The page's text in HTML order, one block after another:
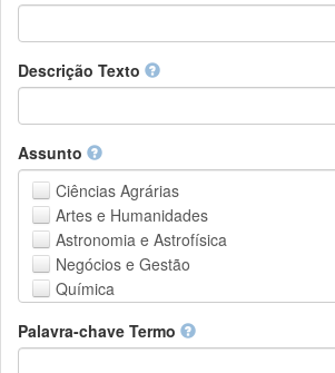
Descrição Texto
Assunto
Ciências Agrárias
Artes e Humanidades
Astronomia e Astrofísica
Negócios e Gestão
Química
Ciências da Terra e do meio ambiente
Palavra-chave Termo